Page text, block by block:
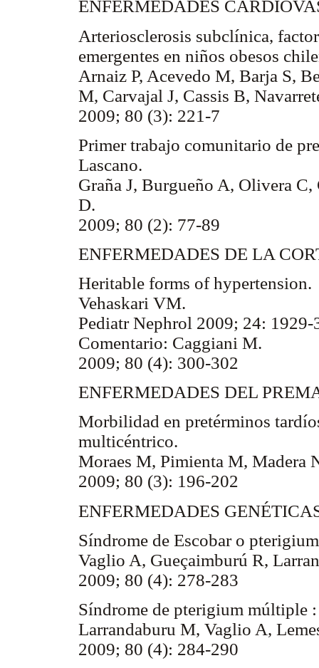
ENFERMEDADES
Arteriosclerosis subclínica,
emergentes en niños obesos
Arnaiz P, Acevedo M, Barja S,
M, Carvajal J, Cassis B,
2009; 80 (3): 221-7
Primer trabajo comunitario de
Lascano.
Graña J, Burgueño A, Olivera
D.
2009; 80 (2): 77-89
ENFERMEDADES DE LA
Heritable forms of hypertension.
Vehaskari VM.
Pediatr Nephrol 2009; 24: 1929-
Comentario: Caggiani M.
2009; 80 (4): 300-302
ENFERMEDADES DEL
Morbilidad en pretérminos
multicéntrico.
Moraes M, Pimienta M, Madera
2009; 80 (3): 196-202
ENFERMEDADES
Síndrome de Escobar o
Vaglio A, Gueçaimburú R,
2009; 80 (4): 278-283
Síndrome de pterigium múltiple
Larrandaburu M, Vaglio A,
2009; 80 (4): 284-290